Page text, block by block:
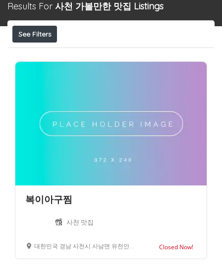
Results For 사천 가볼만한 맛집 Listings
See Filters
복이아구찜
사천 맛집
대한민국 경남 사천시 사남면 유천안길 23 Closed Now!